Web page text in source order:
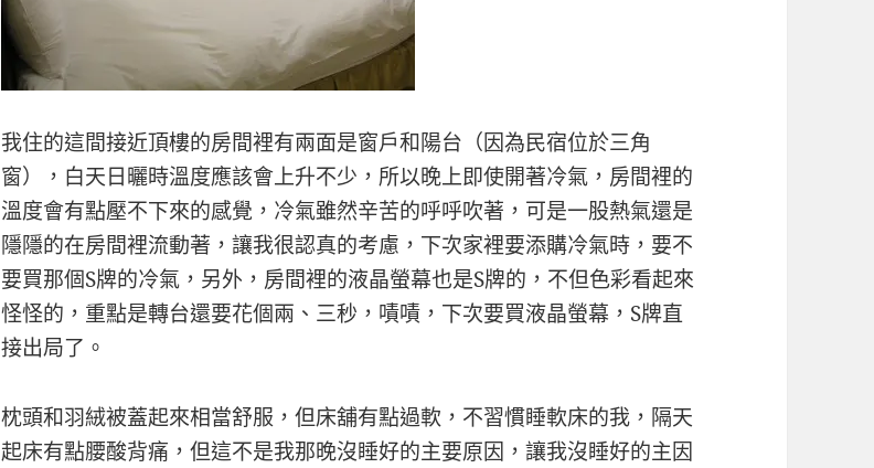
我住的這間接近頂樓的房間裡有兩面是窗戶和陽台（因為民宿位於三角
窗），白天日曬時溫度應該會上升不少，所以晚上即使開著冷氣，房間裡的
溫度會有點壓不下來的感覺，冷氣雖然辛苦的呼呼吹著，可是一股熱氣還是
隱隱的在房間裡流動著，讓我很認真的考慮，下次家裡要添購冷氣時，要不
要買那個S牌的冷氣，另外，房間裡的液晶螢幕也是S牌的，不但色彩看起來
怪怪的，重點是轉台還要花個兩、三秒，嘖嘖，下次要買液晶螢幕，S牌直
接出局了。
枕頭和羽絨被蓋起來相當舒服，但床舖有點過軟，不習慣睡軟床的我，隔天
起床有點腰酸背痛，但這不是我那晚沒睡好的主要原因，讓我沒睡好的主因